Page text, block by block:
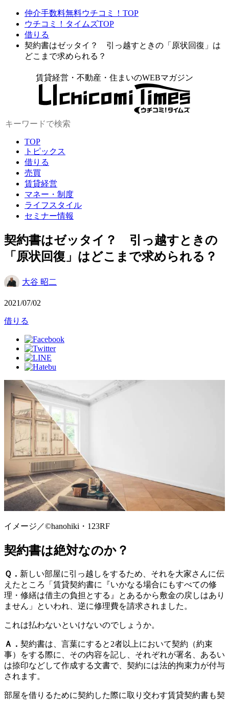
仲介手数料無料ウチコミ！TOP
ウチコミ！タイムズTOP
借りる
契約書はゼッタイ？ 引っ越すときの「原状回復」は
どこまで求められる？
賃貸経営・不動産・住まいのWEBマガジン
TOP
トピックス
借りる
売買
賃貸経営
マネー・制度
ライフスタイル
セミナー情報
契約書はゼッタイ？ 引っ越すときの
「原状回復」はどこまで求められる？
大谷 昭二
2021/07/02
借りる
イメージ／©︎hanohiki・123RF
契約書は絶対なのか？
Ｑ． 新しい部屋に引っ越しをするため、それを大家さんに伝
えたところ「賃貸契約書に『いかなる場合にもすべての修
理・修繕は借主の負担とする』とあるから敷金の戻しはあり
ません」といわれ、逆に修理費を請求されました。
これは払わないといけないのでしょうか。
Ａ． 契約書は、言葉にすると2者以上において契約（約束
事）をする際に、その内容を記し、それぞれが署名、あるい
は捺印などして作成する文書で、契約には法的拘束力が付与
されます。
部屋を借りるために契約した際に取り交わす賃貸契約書も契